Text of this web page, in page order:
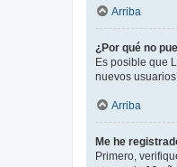
Arriba
¿Por qué no
Es posible que
nuevos
Arriba
Me he
Primero,